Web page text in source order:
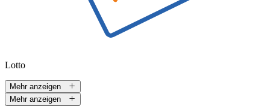
Lotto
Mehr anzeigen
Mehr anzeigen